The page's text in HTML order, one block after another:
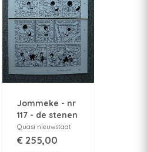
Jommeke - nr
117 - de stenen
handdruk -
originele
Quasi nieuwstaat
€ 255,00